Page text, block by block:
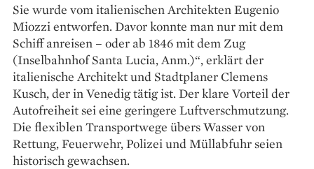
Sie wurde vom italienischen ­Architekten Eugenio
Miozzi entworfen. Davor konnte man nur mit dem
Schiff anreisen – oder ab 1846 mit dem Zug
(Inselbahnhof Santa Lucia, Anm.)“, erklärt der
italienische Architekt und Stadtplaner Clemens
Kusch, der in Venedig tätig ist. Der klare Vorteil der
Autofreiheit sei eine geringere Luftverschmutzung.
Die flexiblen Transportwege übers Wasser von
Rettung, Feuerwehr, Polizei und Müllabfuhr seien
historisch gewachsen.